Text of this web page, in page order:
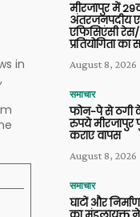
in
मीरजापुर में
अंतरजनपदीय
एफिसिएंसी
प्रतियोगिता का
August 8, 2026
समाचार
फोन-पे से ठगी
रुपये मीरजापुर
कराए वापस
August 8, 2026
समाचार
घाटों और